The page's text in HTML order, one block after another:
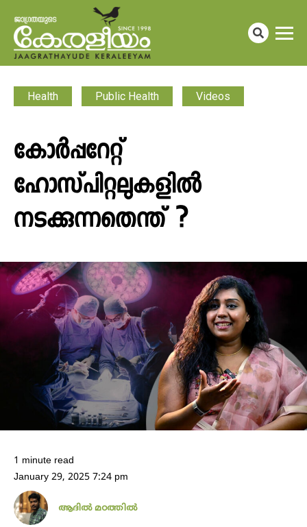
Health Public Health Videos
കോർപ്പറേറ്റ്
ഹോസ്‌പിറ്റലുകളിൽ
നടക്കുന്നതെന്ത് ?
1 minute read
January 29, 2025 7:24 pm
ആദിൽ മഠത്തിൽ